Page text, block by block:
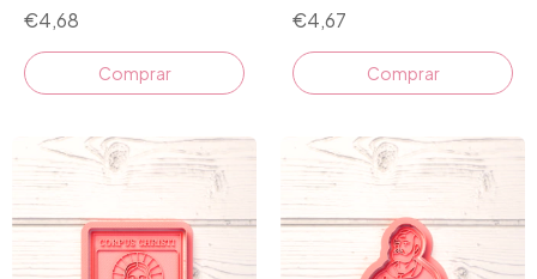
€4,68
Comprar
€4,67
Comprar